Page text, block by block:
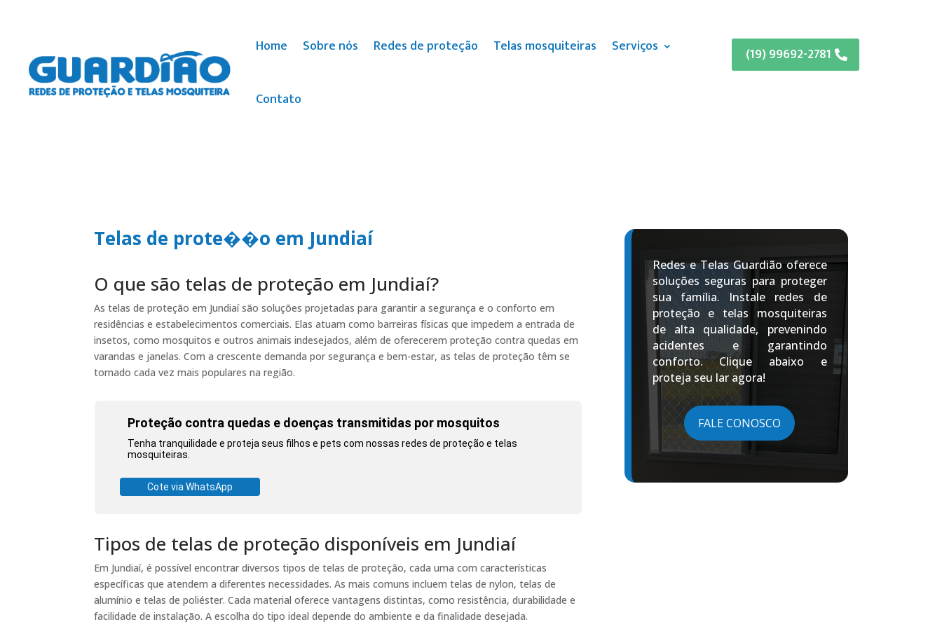
Home Sobre nós Redes de proteção Telas mosquiteiras Serviços
Contato
(19) 99692-2781
Telas de prote��o em Jundiaí
O que são telas de proteção em Jundiaí?
As telas de proteção em Jundiaí são soluções projetadas para garantir a segurança e o conforto em
residências e estabelecimentos comerciais. Elas atuam como barreiras físicas que impedem a entrada de
insetos, como mosquitos e outros animais indesejados, além de oferecerem proteção contra quedas em
varandas e janelas. Com a crescente demanda por segurança e bem-estar, as telas de proteção têm se
tornado cada vez mais populares na região.
Proteção contra quedas e doenças transmitidas por mosquitos
Tenha tranquilidade e proteja seus filhos e pets com nossas redes de proteção e telas
mosquiteiras.
Cote via WhatsApp
Tipos de telas de proteção disponíveis em Jundiaí
Em Jundiaí, é possível encontrar diversos tipos de telas de proteção, cada uma com características
específicas que atendem a diferentes necessidades. As mais comuns incluem telas de nylon, telas de
alumínio e telas de poliéster. Cada material oferece vantagens distintas, como resistência, durabilidade e
facilidade de instalação. A escolha do tipo ideal depende do ambiente e da finalidade desejada.
Redes e Telas Guardião oferece
soluções seguras para proteger
sua família. Instale redes de
proteção e telas mosquiteiras
de alta qualidade, prevenindo
acidentes e garantindo
conforto. Clique abaixo e
proteja seu lar agora!
FALE CONOSCO